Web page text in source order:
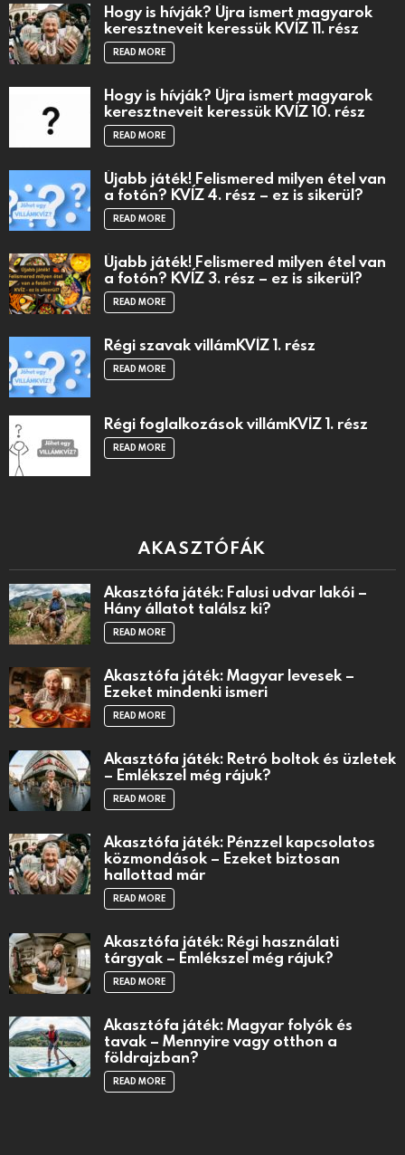
Hogy is hívják? Újra ismert magyarok
keresztneveit keressük KVÍZ 11. rész
READ MORE
Hogy is hívják? Újra ismert magyarok
keresztneveit keressük KVÍZ 10. rész
READ MORE
Újabb játék! Felismered milyen étel van
a fotón? KVÍZ 4. rész – ez is sikerül?
READ MORE
Újabb játék! Felismered milyen étel van
a fotón? KVÍZ 3. rész – ez is sikerül?
READ MORE
Régi szavak villámKVÍZ 1. rész
READ MORE
Régi foglalkozások villámKVÍZ 1. rész
READ MORE
AKASZTÓFÁK
Akasztófa játék: Falusi udvar lakói –
Hány állatot találsz ki?
READ MORE
Akasztófa játék: Magyar levesek –
Ezeket mindenki ismeri
READ MORE
Akasztófa játék: Retró boltok és üzletek
– Emlékszel még rájuk?
READ MORE
Akasztófa játék: Pénzzel kapcsolatos
közmondások – Ezeket biztosan
hallottad már
READ MORE
Akasztófa játék: Régi használati
tárgyak – Emlékszel még rájuk?
READ MORE
Akasztófa játék: Magyar folyók és
tavak – Mennyire vagy otthon a
földrajzban?
READ MORE